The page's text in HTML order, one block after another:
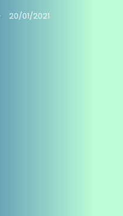
20/01/2021